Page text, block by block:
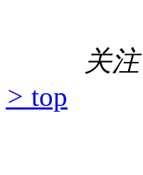
关
> top